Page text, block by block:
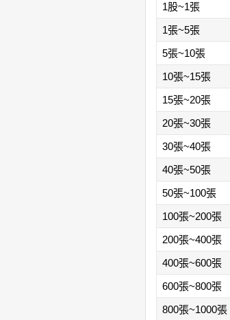
1股~1張
1張~5張
5張~10張
10張~15張
15張~20張
20張~30張
30張~40張
40張~50張
50張~100張
100張~200張
200張~400張
400張~600張
600張~800張
800張~1000張